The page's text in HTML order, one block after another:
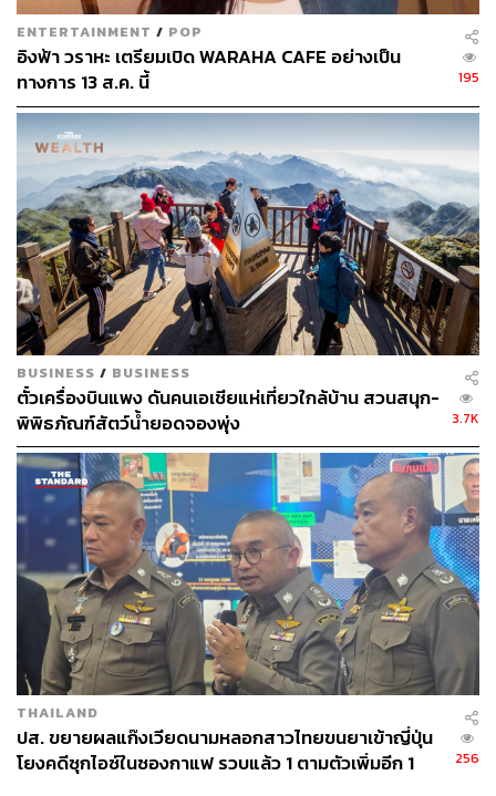
The Taste
ENTERTAINMENT / POP
อิงฟ้า วราหะ เตรียมเปิด WARAHA CAFE อย่างเป็น
ทางการ 13 ส.ค. นี้
195
BUSINESS / BUSINESS
ตั๋วเครื่องบินแพง ดันคนเอเชียแห่เที่ยวใกล้บ้าน สวนสนุก-
พิพิธภัณฑ์สัตว์น้ำยอดจองพุ่ง
3.7K
THAILAND
ปส. ขยายผลแก๊งเวียดนามหลอกสาวไทยขนยาเข้าญี่ปุ่น
โยงคดีซุกไอซ์ในซองกาแฟ รวบแล้ว 1 ตามตัวเพิ่มอีก 1
256